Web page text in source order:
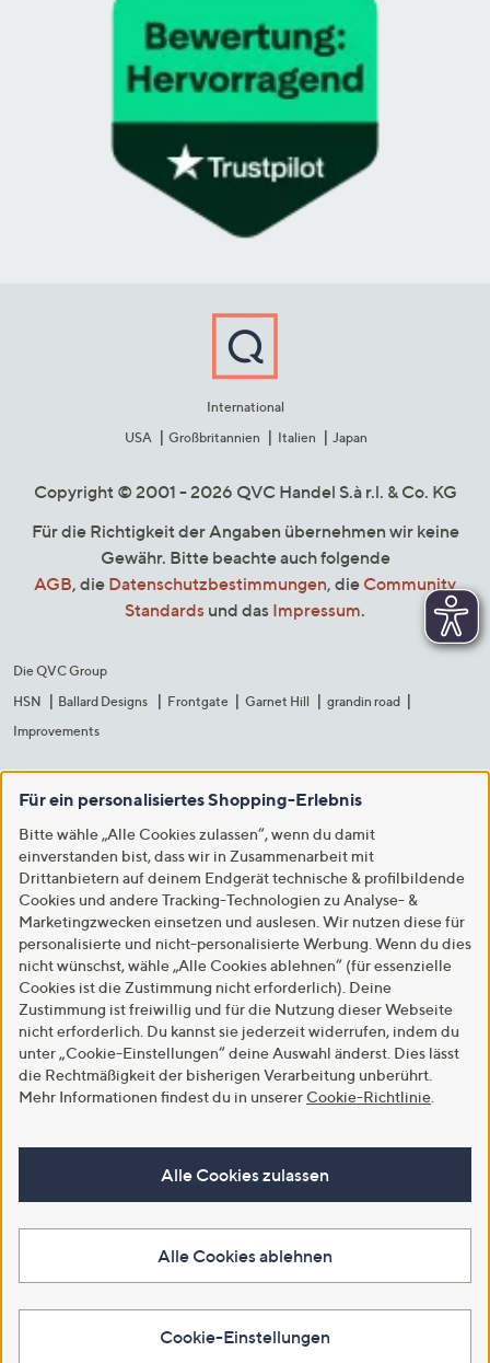
International
USA
Großbritannien Italien Japan
Copyright © 2001 - 2026 QVC Handel S.à r.l. & Co. KG
Für die Richtigkeit der Angaben übernehmen wir keine
Gewähr. Bitte beachte auch folgende
AGB, die Datenschutzbestimmungen, die Community
Standards und das Impressum.
Die QVC Group
HSN
Ballard Designs Frontgate Garnet Hill
grandin road
Improvements
Für ein personalisiertes Shopping-Erlebnis
Bitte wähle „Alle Cookies zulassen“, wenn du damit
einverstanden bist, dass wir in Zusammenarbeit mit
Drittanbietern auf deinem Endgerät technische & profilbildende
Cookies und andere Tracking-Technologien zu Analyse- &
Marketingzwecken einsetzen und auslesen. Wir nutzen diese für
personalisierte und nicht-personalisierte Werbung. Wenn du dies
nicht wünschst, wähle „Alle Cookies ablehnen“ (für essenzielle
Cookies ist die Zustimmung nicht erforderlich). Deine
Zustimmung ist freiwillig und für die Nutzung dieser Webseite
nicht erforderlich. Du kannst sie jederzeit widerrufen, indem du
unter „Cookie-Einstellungen“ deine Auswahl änderst. Dies lässt
die Rechtmäßigkeit der bisherigen Verarbeitung unberührt.
Mehr Informationen findest du in unserer Cookie-Richtlinie
Alle Cookies zulassen
Alle Cookies ablehnen
Cookie-Einstellungen